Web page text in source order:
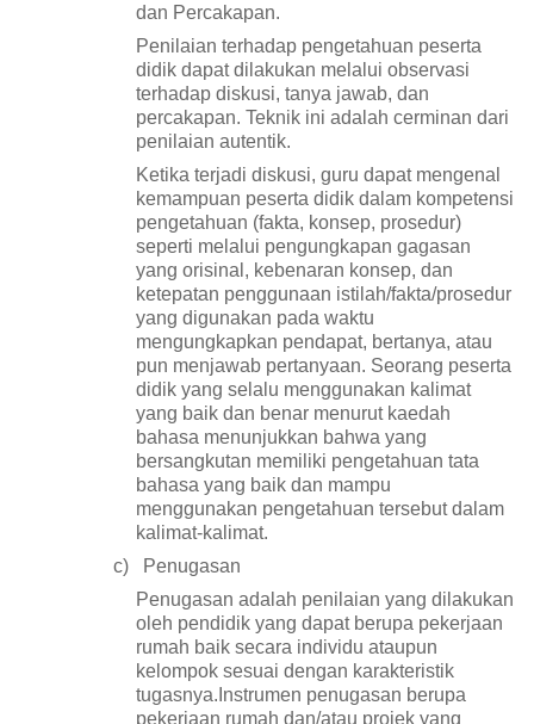
dan Percakapan.
Penilaian terhadap pengetahuan peserta
didik dapat dilakukan melalui observasi
terhadap diskusi, tanya jawab, dan
percakapan. Teknik ini adalah cerminan dari
penilaian autentik.
Ketika terjadi diskusi, guru dapat mengenal
kemampuan peserta didik dalam kompetensi
pengetahuan (fakta, konsep, prosedur)
seperti melalui pengungkapan gagasan
yang orisinal, kebenaran konsep, dan
ketepatan penggunaan istilah/fakta/prosedur
yang digunakan pada waktu
mengungkapkan pendapat, bertanya, atau
pun menjawab pertanyaan. Seorang peserta
didik yang selalu menggunakan kalimat
yang baik dan benar menurut kaedah
bahasa menunjukkan bahwa yang
bersangkutan memiliki pengetahuan tata
bahasa yang baik dan mampu
menggunakan pengetahuan tersebut dalam
kalimat-kalimat.
c)
Penugasan
Penugasan adalah penilaian yang dilakukan
oleh pendidik yang dapat berupa pekerjaan
rumah baik secara individu ataupun
kelompok sesuai dengan karakteristik
tugasnya. Instrumen penugasan berupa
pekerjaan rumah dan/atau projek yang